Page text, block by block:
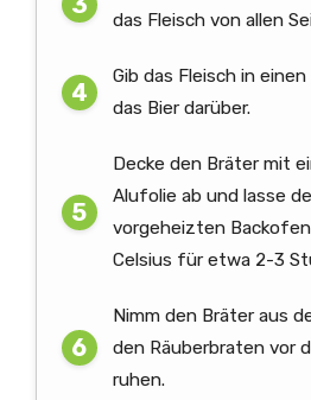
das Fleisch von allen
Gib das Fleisch in
das Bier darüber.
Decke den Bräter mit
Alufolie ab und lasse
vorgeheizten Backofen
Celsius für etwa 2-3
Nimm den Bräter aus
den Räuberbraten vor
ruhen.